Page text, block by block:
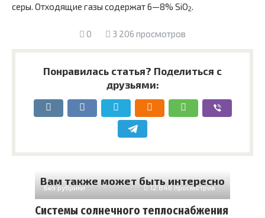
серы. Отходящие газы содержат 6—8% SiO2
0 3 206 просмотров
Понравилась статья? Поделиться с
друзьями:
Вам также может быть интересно
Без рубрики 12 846 просмотров
Системы солнечного теплоснабжения